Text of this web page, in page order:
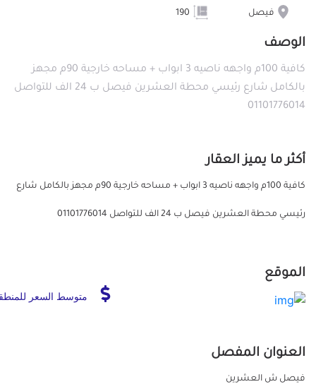
فيصل
الوصف
كافية 100م واجهه ناصيه 3 ابواب + مساحه خارجية 90م مجهز
بالكامل شارع رئيسي محطة العشرين فيصل ب 24 الف للتواصل
01101776014
أكثر ما يميز العقار
كافية 100م واجهه ناصيه 3 ابواب + مساحه خارجية 90م مجهز بالكامل شارع
رئيسي محطة العشرين فيصل ب 24 الف للتواصل 01101776014
الموقع
متوسط السعر
العنوان المفصل
فيصل ش العشرين